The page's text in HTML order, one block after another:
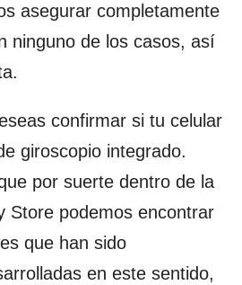
asegurar completamente
ninguno de los casos, así
confirmar si tu celular
giroscopio integrado.
por suerte dentro de la
Store podemos encontrar
que han sido
en este sentido,